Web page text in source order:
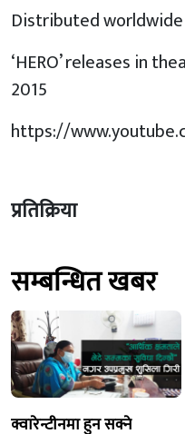
Distributed
‘HERO’ releases in
2015
https://
प्रतिक्रिया
सम्बन्धित खबर
क्वारेन्टीनमा हुन सक्ने